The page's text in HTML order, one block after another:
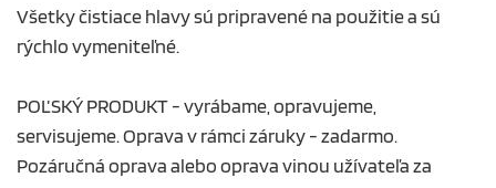
Všetky čistiace hlavy sú pripravené na použitie a sú
rýchlo vymeniteľné.
POĽSKÝ PRODUKT - vyrábame, opravujeme,
servisujeme. Oprava v rámci záruky - zadarmo.
Pozáručná oprava alebo oprava vinou užívateľa za